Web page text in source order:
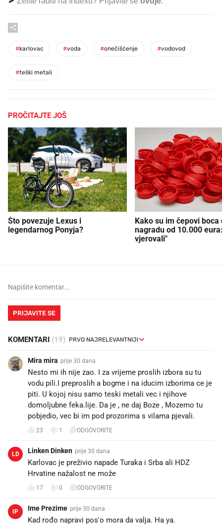
#karlovac #voda #onečišćenje #vodovod
#teški metali
PROČITAJTE JOŠ
Što povezuje Lexus i
legendarnog Ponyja?
Kako su im čepovi boca
nagradu od 10.000
vjerovali"
PRIJAVITE SE
KOMENTARI (19)
Mira mira prije 30 dana
Nesto mi ih nije zao. I za vrijeme proslih izbora su tu
vodu pili.I preproslih a bogme i na iducim izborima ce je
piti. U kojoj nisu samo teski metali vec i njihove
domoljubne feka.lije. Da je , ne daj Boze , Mozemo tu
pobjedio, vec bi im pod prozorima s vilama pjevali.
23 1 ODGOVORITE
LD Linken Dinken prije 30 dana
Karlovac je preživio napade Turaka i Srba ali HDZ
Hrvatine nažalost ne može
17 0 ODGOVORITE
IP Ime Prezime prije 30 dana
Kad rođo napravi pos'o mora da valja. Ha ya.